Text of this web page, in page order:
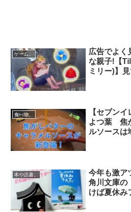
ゲーム。
広告でよく
な親子!【
ミリー)】
食べ物。
【セブン
よつ葉 焦
ルソースは
本や読書。
今年も激ア
角川文庫の
けば夏休み